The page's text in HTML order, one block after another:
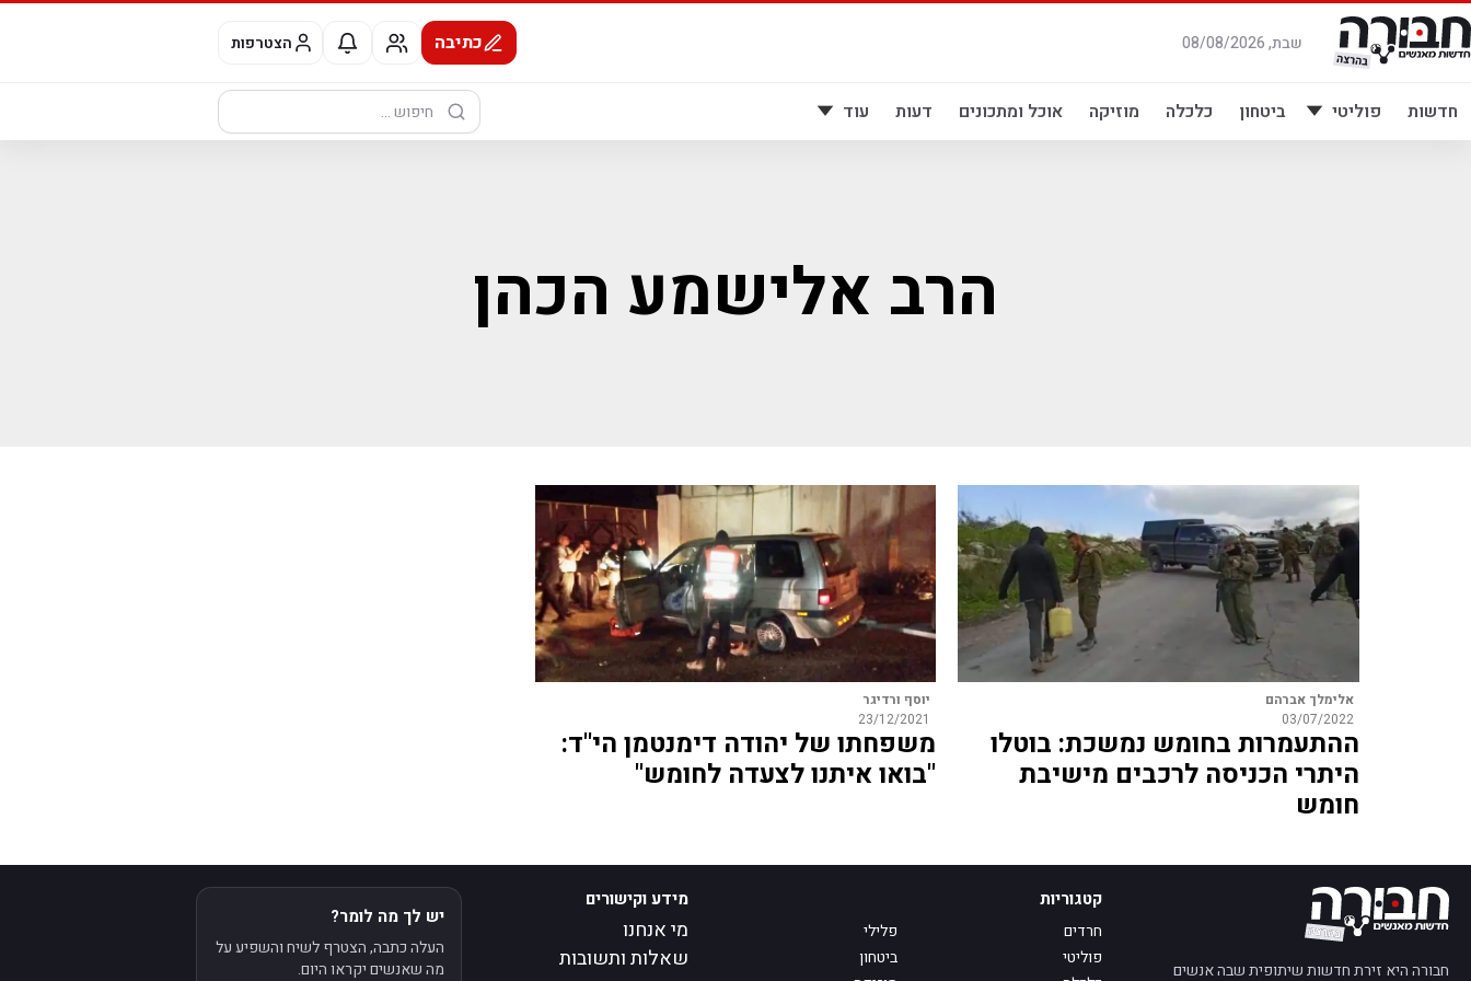
דלג
לתוכן
שבת, 08/08/2026 כתיבה הצטרפות
חדשות פוליטי ביטחון כלכלה מוזיקה אוכל ומתכונים דעות עוד
חיפוש:
הרב אלישמע הכהן
אלימלך אברהם
03/07/2022
ההתעמרות בחומש נמשכת: בוטלו
היתרי הכניסה לרכבים מישיבת
חומש
יוסף ורדיגר
23/12/2021
משפחתו של יהודה דימנטמן הי"ד:
"בואו איתנו לצעדה לחומש"
חבורה היא זירת חדשות שיתופית שבה אנשים
קטגוריות
חרדים
פלילי
פוליטי
ביטחון
מידע וקישורים
מי אנחנו
שאלות ותשובות
יש לך מה לומר?
העלה כתבה, הצטרף לשיח והשפיע על
מה שאנשים יקראו היום.